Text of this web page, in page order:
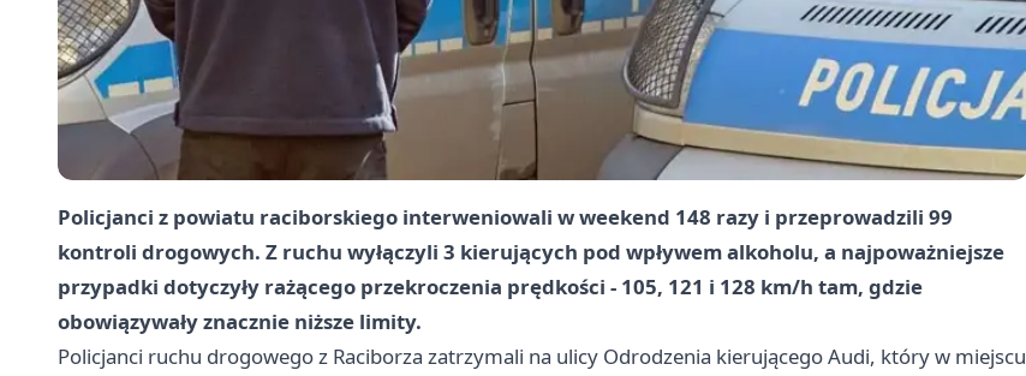
Policjanci z powiatu raciborskiego interweniowali w weekend 148 razy i przeprowadzili 99
kontroli drogowych. Z ruchu wyłączyli 3 kierujących pod wpływem alkoholu, a najpoważniejsze
przypadki dotyczyły rażącego przekroczenia prędkości - 105, 121 i 128 km/h tam, gdzie
obowiązywały znacznie niższe limity.
Policjanci ruchu drogowego z Raciborza zatrzymali na ulicy Odrodzenia kierującego Audi, który w miejscu